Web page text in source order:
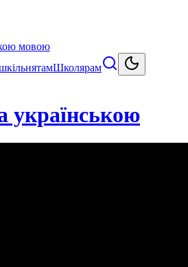
мовою
Школярам
українською